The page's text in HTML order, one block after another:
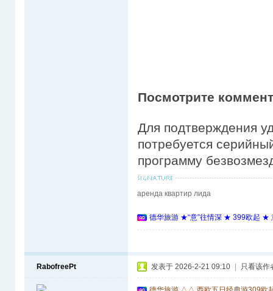
Посмотрите
Для подтверждения
потребуется
программу
аренда квартир лида
德华旅游 ★“意”往情深 ★ 399欧起 ★
RabofreePt 发表于 2026-2-21 09:10 只看该作